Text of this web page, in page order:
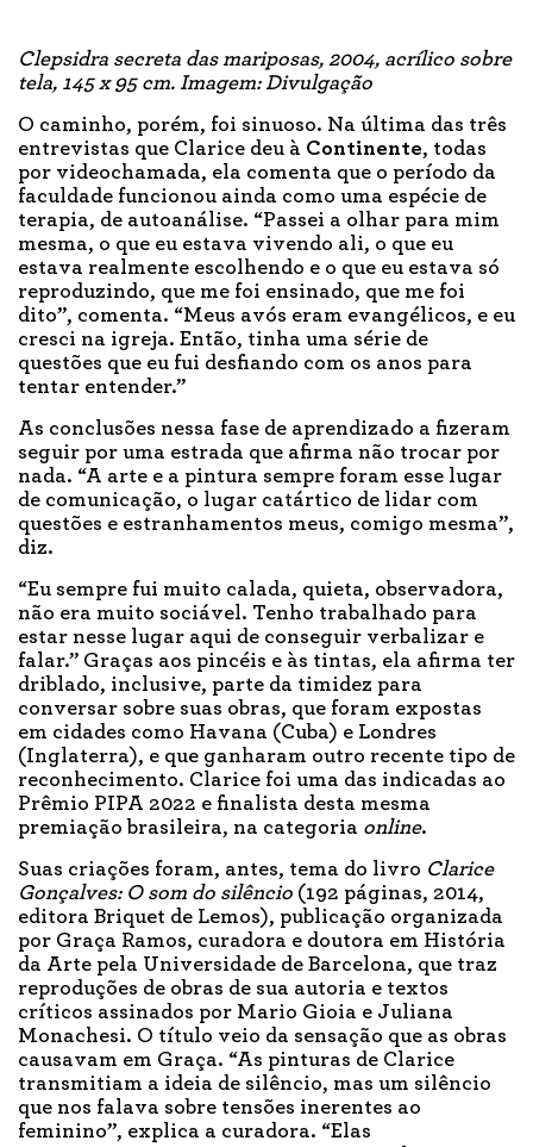
Clepsidra secreta das mariposas, 2004, acrílico sobre
tela, 145 x 95 cm. Imagem: Divulgação
O caminho, porém, foi sinuoso. Na última das três
entrevistas que Clarice deu à Continente, todas
por videochamada, ela comenta que o período da
faculdade funcionou ainda como uma espécie de
terapia, de autoanálise. “Passei a olhar para mim
mesma, o que eu estava vivendo ali, o que eu
estava realmente escolhendo e o que eu estava só
reproduzindo, que me foi ensinado, que me foi
dito”, comenta. “Meus avós eram evangélicos, e eu
cresci na igreja. Então, tinha uma série de
questões que eu fui desfiando com os anos para
tentar entender.”
As conclusões nessa fase de aprendizado a fizeram
seguir por uma estrada que afirma não trocar por
nada. “A arte e a pintura sempre foram esse lugar
de comunicação, o lugar catártico de lidar com
questões e estranhamentos meus, comigo mesma”,
diz.
“Eu sempre fui muito calada, quieta, observadora,
não era muito sociável. Tenho trabalhado para
estar nesse lugar aqui de conseguir verbalizar e
falar.” Graças aos pincéis e às tintas, ela afirma ter
driblado, inclusive, parte da timidez para
conversar sobre suas obras, que foram expostas
em cidades como Havana (Cuba) e Londres
(Inglaterra), e que ganharam outro recente tipo de
reconhecimento. Clarice foi uma das indicadas ao
Prêmio PIPA 2022 e finalista desta mesma
premiação brasileira, na categoria online.
Suas criações foram, antes, tema do livro Clarice
Gonçalves: O som do silêncio (192 páginas, 2014,
editora Briquet de Lemos), publicação organizada
por Graça Ramos, curadora e doutora em História
da Arte pela Universidade de Barcelona, que traz
reproduções de obras de sua autoria e textos
críticos assinados por Mario Gioia e Juliana
Monachesi. O título veio da sensação que as obras
causavam em Graça. “As pinturas de Clarice
transmitiam a ideia de silêncio, mas um silêncio
que nos falava sobre tensões inerentes ao
feminino”, explica a curadora. “Elas